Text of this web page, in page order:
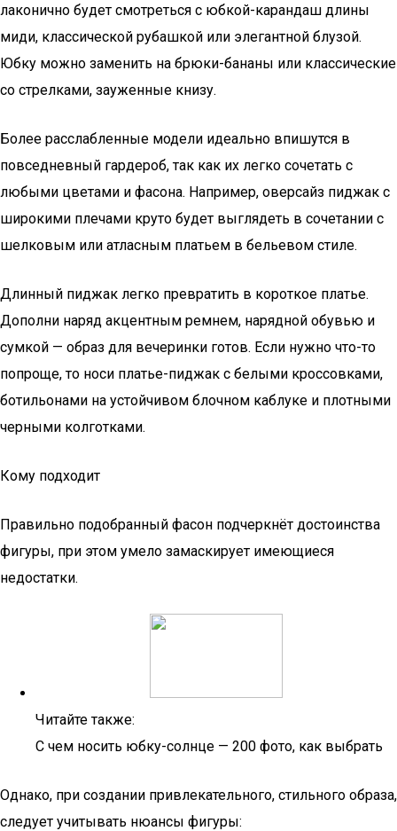
лаконично будет смотреться с юбкой-карандаш длины
миди, классической рубашкой или элегантной блузой.
Юбку можно заменить на брюки-бананы или классические
со стрелками, зауженные книзу.
Более расслабленные модели идеально впишутся в
повседневный гардероб, так как их легко сочетать с
любыми цветами и фасона. Например, оверсайз пиджак с
широкими плечами круто будет выглядеть в сочетании с
шелковым или атласным платьем в бельевом стиле.
Длинный пиджак легко превратить в короткое платье.
Дополни наряд акцентным ремнем, нарядной обувью и
сумкой — образ для вечеринки готов. Если нужно что-то
попроще, то носи платье-пиджак с белыми кроссовками,
ботильонами на устойчивом блочном каблуке и плотными
черными колготками.
Кому подходит
Правильно подобранный фасон подчеркнёт достоинства
фигуры, при этом умело замаскирует имеющиеся
недостатки.
Читайте также:
С чем носить юбку-солнце — 200 фото, как выбрать
Однако, при создании привлекательного, стильного образа,
следует учитывать нюансы фигуры: